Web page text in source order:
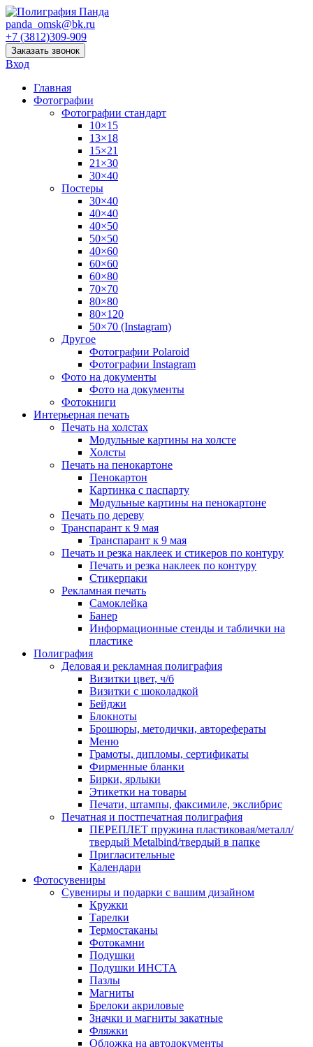
panda_omsk@bk.ru
+7 (3812)309-909
Заказать звонок
Вход
Главная
Фотографии
Фотографии стандарт
10×15
13×18
15×21
21×30
30×40
Постеры
30×40
40×40
40×50
50×50
40×60
60×60
60×80
70×70
80×80
80×120
50×70 (Instagram)
Другое
Фотографии Polaroid
Фотографии Instagram
Фото на документы
Фото на документы
Фотокниги
Интерьерная печать
Печать на холстах
Модульные картины на холсте
Холсты
Печать на пенокартоне
Пенокартон
Картинка с паспарту
Модульные картины на пенокартоне
Печать по дереву
Транспарант к 9 мая
Транспарант к 9 мая
Печать и резка наклеек и стикеров по контуру
Печать и резка наклеек по контуру
Стикерпаки
Рекламная печать
Самоклейка
Банер
Информационные стенды и таблички на
пластике
Полиграфия
Деловая и рекламная полиграфия
Визитки цвет, ч/б
Визитки с шоколадкой
Бейджи
Блокноты
Брошюры, методички, авторефераты
Меню
Грамоты, дипломы, сертификаты
Фирменные бланки
Бирки, ярлыки
Этикетки на товары
Печати, штампы, факсимиле, экслибрис
Печатная и постпечатная полиграфия
ПЕРЕПЛЕТ пружина пластиковая/металл/
твердый Metalbind/твердый в папке
Пригласительные
Календари
Фотосувениры
Сувениры и подарки с вашим дизайном
Кружки
Тарелки
Термостаканы
Фотокамни
Подушки
Подушки ИНСТА
Пазлы
Магниты
Брелоки акриловые
Значки и магниты закатные
Фляжки
Обложка на автодокументы